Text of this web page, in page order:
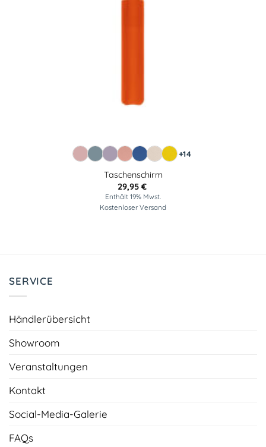
+14
Taschenschirm
29,95 €
Enthält 19% Mwst.
Kostenloser Versand
SERVICE
Händlerübersicht
Showroom
Veranstaltungen
Kontakt
Social-Media-Galerie
FAQs